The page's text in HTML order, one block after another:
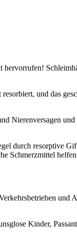
und das
Nierenversagen
durch resorptive
Schmerzmittel
und
Kinder,